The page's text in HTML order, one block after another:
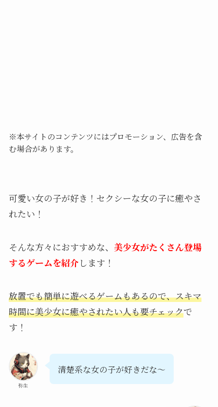
※本サイトのコンテンツにはプロモーション、広告を含
む場合があります。
可愛い女の子が好き！セクシーな女の子に癒やさ
れたい！
そんな方々におすすめな、 美少女がたくさん登場
するゲームを紹介します！
放置でも簡単に遊べるゲームもあるので、スキマ
時間に美少女に癒やされたい人も要チェックで
す！
弥生
清楚系な女の子が好きだな～